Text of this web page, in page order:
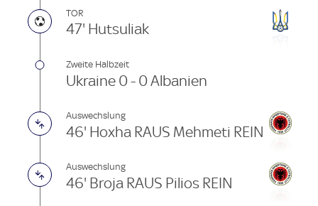
TOR
47' Hutsuliak
Zweite Halbzeit
Ukraine 0 - 0 Albanien
Auswechslung
46' Hoxha RAUS Mehmeti REIN
Auswechslung
46' Broja RAUS Pilios REIN